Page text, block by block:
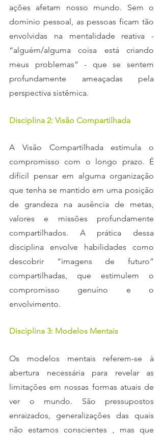
ações afetam nosso mundo. Sem o
domínio pessoal, as pessoas ficam tão
envolvidas na mentalidade reativa -
“alguém/alguma coisa está criando
meus problemas” - que se sentem
profundamente ameaçadas pela
perspectiva sistêmica.
Disciplina 2: Visão Compartilhada
A Visão Compartilhada estimula o
compromisso com o longo prazo. É
difícil pensar em alguma organização
que tenha se mantido em uma posição
de grandeza na ausência de metas,
valores e missões profundamente
compartilhados. A prática dessa
disciplina envolve habilidades como
descobrir “imagens de futuro”
compartilhadas, que estimulem o
compromisso genuíno e o
envolvimento.
Disciplina 3: Modelos Mentais
Os modelos mentais referem-se à
abertura necessária para revelar as
limitações em nossas formas atuais de
ver o mundo. São pressupostos
enraizados, generalizações das quais
não estamos conscientes , mas que